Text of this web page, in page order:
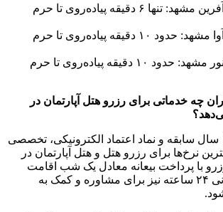
هتل آپارتمان آفرین مشهد: تنها ۶ دقیقه پیاده‌روی تا حرم
هتل آپارتمان آوا مشهد: حدود ۱۰ دقیقه پیاده‌روی تا حرم
هتل آپارتمان نور مشهد: حدود ۱۰ دقیقه پیاده‌روی تا حرم
چه خدماتی برای رزرو هتل آپارتمان در
سامانه زواران با ۱۰ سال سابقه و نماد اعتماد الکترونیکی، تخصصی
نرخ‌ها برای رزرو هتل و هتل آپارتمان در
با پرداخت بیعانه معادل یک شب اقامت
آسان است و پشتیبانی ۲۴ ساعته نیز برای مشاوره و کمک به